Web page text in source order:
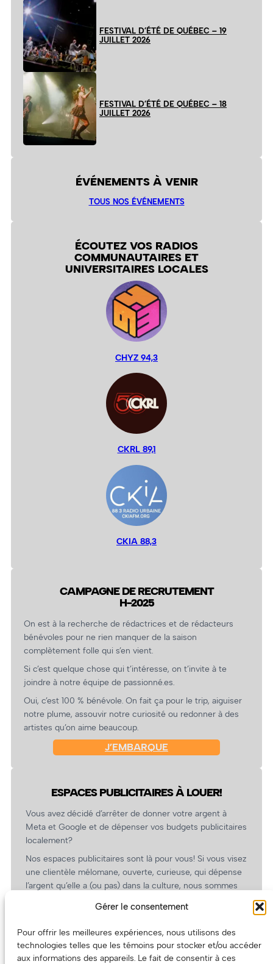
Gérer le consentement
Pour offrir les meilleures expériences, nous utilisons des
technologies telles que les témoins pour stocker et/ou accéder
aux informations des appareils. Le fait de consentir à ces
FESTIVAL D’ÉTÉ DE QUÉBEC – 19
JUILLET 2026
FESTIVAL D’ÉTÉ DE QUÉBEC – 18
JUILLET 2026
ÉVÉNEMENTS À VENIR
TOUS NOS ÉVÉNEMENTS
ÉCOUTEZ VOS RADIOS
COMMUNAUTAIRES ET
UNIVERSITAIRES LOCALES
CHYZ 94,3
CKRL 89,1
CKIA 88,3
CAMPAGNE DE RECRUTEMENT
H-2025
On est à la recherche de rédactrices et de rédacteurs
bénévoles pour ne rien manquer de la saison
complètement folle qui s’en vient.
Si c’est quelque chose qui t’intéresse, on t’invite à te
joindre à notre équipe de passionné.es.
Oui, c’est 100 % bénévole. On fait ça pour le trip, aiguiser
notre plume, assouvir notre curiosité ou redonner à des
artistes qu’on aime beaucoup.
J’EMBARQUE
ESPACES PUBLICITAIRES À LOUER!
Vous avez décidé d’arrêter de donner votre argent à
Meta et Google et de dépenser vos budgets publicitaires
localement?
Nos espaces publicitaires sont là pour vous! Si vous visez
une clientèle mélomane, ouverte, curieuse, qui dépense
l’argent qu’elle a (ou pas) dans la culture, nous sommes
revient.
(Oui, on va avoir des tarifs spéciaux pour vous, les